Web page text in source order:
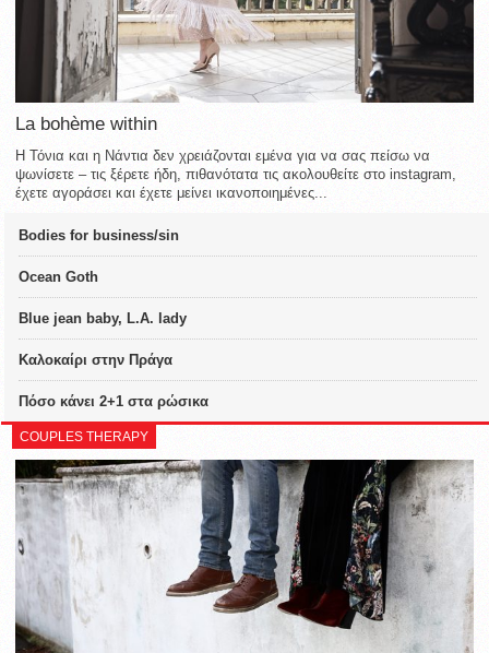
La bohème within
Η Τόνια και η Νάντια δεν χρειάζονται εμένα για να σας πείσω να
ψωνίσετε – τις ξέρετε ήδη, πιθανότατα τις ακολουθείτε στο instagram,
έχετε αγοράσει και έχετε μείνει ικανοποιημένες...
Bodies for business/sin
Ocean Goth
Blue jean baby, L.A. lady
Καλοκαίρι στην Πράγα
Πόσο κάνει 2+1 στα ρώσικα
COUPLES THERAPY